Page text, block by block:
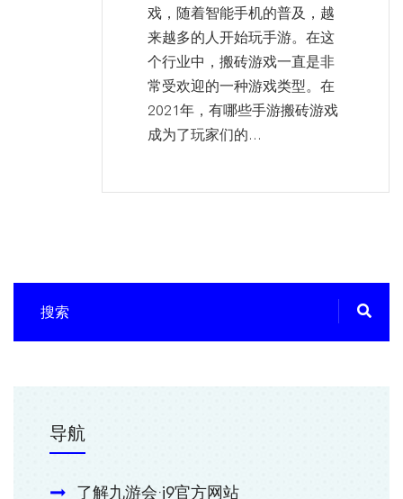
戏，随着智能手机的普及，越
来越多的人开始玩手游。在这
个行业中，搬砖游戏一直是非
常受欢迎的一种游戏类型。在
2021年，有哪些手游搬砖游戏
成为了玩家们的...
导航
了解九游会·j9官方网站